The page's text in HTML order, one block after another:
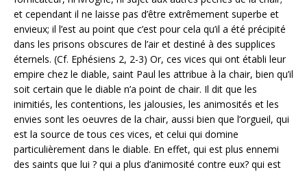
et cependant il ne laisse pas d’être extrêmement superbe et
envieux; il l’est au point que c’est pour cela qu’il a été précipité
dans les prisons obscures de l’air et destiné à des supplices
éternels. (Cf. Ephésiens 2, 2-3) Or, ces vices qui ont établi leur
empire chez le diable, saint Paul les attribue à la chair, bien qu’il
soit certain que le diable n’a point de chair. Il dit que les
inimitiés, les contentions, les jalousies, les animosités et les
envies sont les oeuvres de la chair, aussi bien que l’orgueil, qui
est la source de tous ces vices, et celui qui domine
particulièrement dans le diable. En effet, qui est plus ennemi
des saints que lui ? qui a plus d’animosité contre eux? qui est